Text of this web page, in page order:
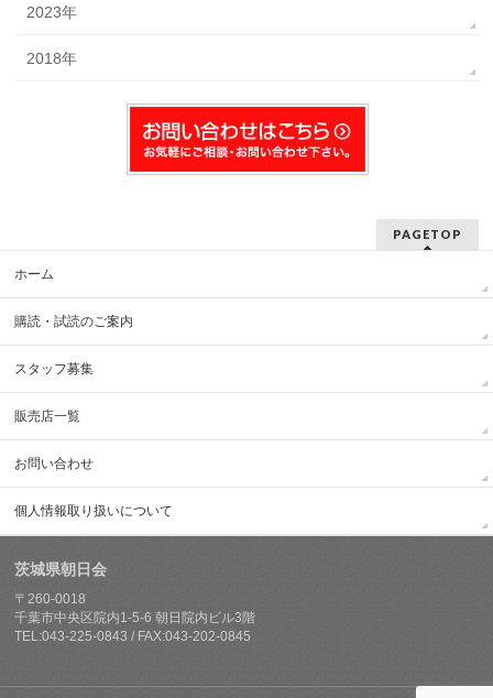
2023年
2018年
PAGETOP
ホーム
購読・試読のご案内
スタッフ募集
販売店一覧
お問い合わせ
個人情報取り扱いについて
茨城県朝日会
〒260-0018
千葉市中央区院内1-5-6 朝日院内ビル3階
TEL:043-225-0843 / FAX:043-202-0845